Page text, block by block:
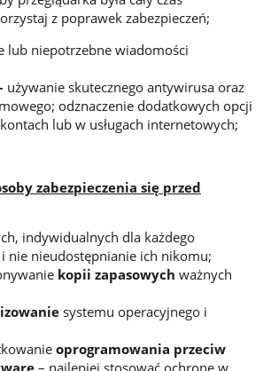
z poprawek zabezpieczeń;
lub niepotrzebne wiadomości
używanie skutecznego antywirusa oraz
odznaczenie dodatkowych opcji
lub w usługach internetowych;
zabezpieczenia się przed
indywidualnych dla każdego
nie nieudostępnianie ich nikomu;
kopii zapasowych ważnych
systemu operacyjnego i
oprogramowania przeciw